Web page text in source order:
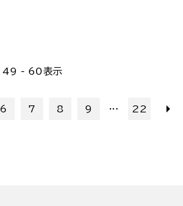
49 - 60表示
6 7 8 9 ... 22